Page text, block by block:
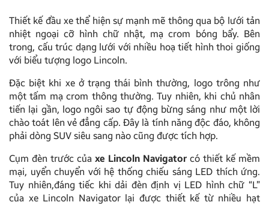
Thiết kế đầu xe thể hiện sự mạnh mẽ thông qua bộ lưới tản
nhiệt ngoại cỡ hình chữ nhật, mạ crom bóng bẩy. Bên
trong, cấu trúc dạng lưới với nhiều hoạ tiết hình thoi giống
với biểu tượng logo Lincoln.
Đặc biệt khi xe ở trạng thái bình thường, logo trông như
một tấm mạ crom thông thường. Tuy nhiên, khi chủ nhân
tiến lại gần, logo ngôi sao tự động bừng sáng như một lời
chào toát lên vẻ đẳng cấp. Đây là tính năng độc đáo, không
phải dòng SUV siêu sang nào cũng được tích hợp.
Cụm đèn trước của xe Lincoln Navigator có thiết kế mềm
mại, uyển chuyển với hệ thống chiếu sáng LED thích ứng.
Tuy nhiên,đáng tiếc khi dải đèn định vị LED hình chữ “L”
của xe Lincoln Navigator lại được thiết kế từ nhiều hạt